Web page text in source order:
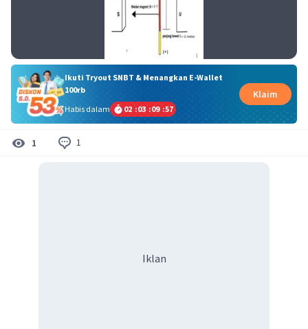
Ikuti Tryout SNBT & Menangkan E-Wallet
100rb
Habis dalam
02 :03 :09 :56
Klaim
1 1
Iklan